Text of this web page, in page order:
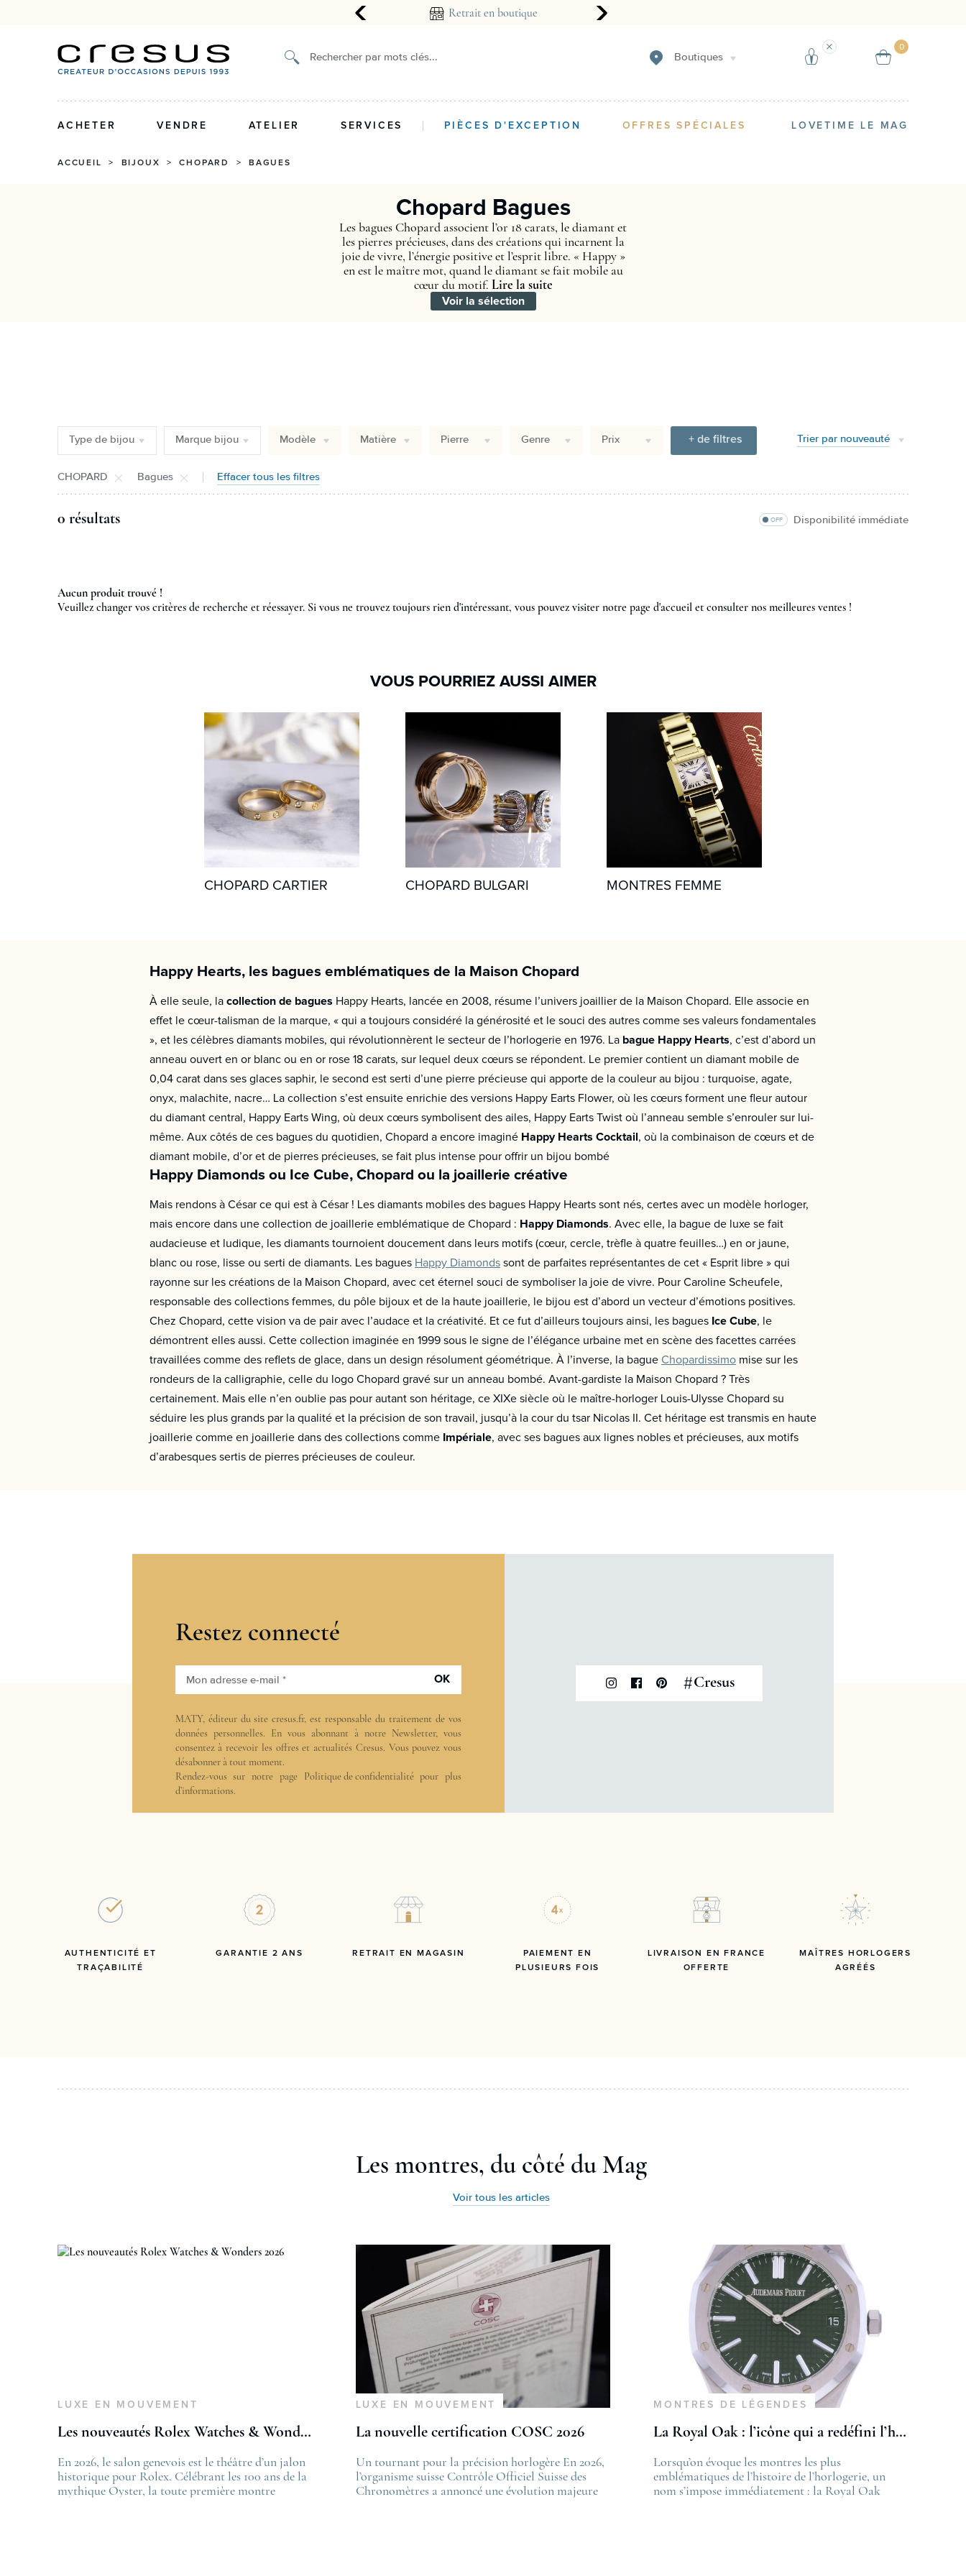
Authenticité certifiée et garantie 2 ans Retrait en boutique
Rechercher par mots clés... Boutiques
0
ACHETER VENDRE ATELIER SERVICES PIÈCES D'EXCEPTION OFFRES SPÉCIALES LOVETIME LE MAG
ACCUEIL > BIJOUX >CHOPARD > BAGUES
Chopard Bagues
Les bagues Chopard associent l’or 18 carats, le diamant et
les pierres précieuses, dans des créations qui incarnent la
joie de vivre, l’énergie positive et l’esprit libre. « Happy »
en est le maître mot, quand le diamant se fait mobile au
cœur du motif. Lire la suite
Voir la sélection
Type de bijou Marque bijou Modèle Matière Pierre Genre Prix + de filtres Trier par nouveauté
CHOPARD Bagues Effacer tous les filtres
Disponibilité immédiate
OFF
0 résultats
Aucun produit trouvé !
Veuillez changer vos critères de recherche et réessayer. Si vous ne trouvez toujours rien d'intéressant, vous pouvez visiter notre page d'accueil et consulter nos meilleures ventes !
VOUS POURRIEZ AUSSI AIMER
CHOPARD CARTIER CHOPARD BULGARI MONTRES FEMME
Happy Hearts, les bagues emblématiques de la Maison Chopard
À elle seule, la collection de bagues Happy Hearts, lancée en 2008, résume l’univers joaillier de la Maison Chopard. Elle associe en
effet le cœur-talisman de la marque, « qui a toujours considéré la générosité et le souci des autres comme ses valeurs fondamentales
», et les célèbres diamants mobiles, qui révolutionnèrent le secteur de l’horlogerie en 1976. La bague Happy Hearts, c’est d’abord un
anneau ouvert en or blanc ou en or rose 18 carats, sur lequel deux cœurs se répondent. Le premier contient un diamant mobile de
0,04 carat dans ses glaces saphir, le second est serti d’une pierre précieuse qui apporte de la couleur au bijou : turquoise, agate,
onyx, malachite, nacre… La collection s’est ensuite enrichie des versions Happy Earts Flower, où les cœurs forment une fleur autour
du diamant central, Happy Earts Wing, où deux cœurs symbolisent des ailes, Happy Earts Twist où l’anneau semble s’enrouler sur lui-
même. Aux côtés de ces bagues du quotidien, Chopard a encore imaginé Happy Hearts Cocktail , où la combinaison de cœurs et de
diamant mobile, d’or et de pierres précieuses, se fait plus intense pour offrir un bijou bombé
Happy Diamonds ou Ice Cube, Chopard ou la joaillerie créative
Mais rendons à César ce qui est à César ! Les diamants mobiles des bagues Happy Hearts sont nés, certes avec un modèle horloger,
mais encore dans une collection de joaillerie emblématique de Chopard : Happy Diamonds. Avec elle, la bague de luxe se fait
audacieuse et ludique, les diamants tournoient doucement dans leurs motifs (cœur, cercle, trèfle à quatre feuilles…) en or jaune,
blanc ou rose, lisse ou serti de diamants. Les bagues Happy Diamonds sont de parfaites représentantes de cet « Esprit libre » qui
rayonne sur les créations de la Maison Chopard, avec cet éternel souci de symboliser la joie de vivre. Pour Caroline Scheufele,
responsable des collections femmes, du pôle bijoux et de la haute joaillerie, le bijou est d’abord un vecteur d’émotions positives.
Chez Chopard, cette vision va de pair avec l’audace et la créativité. Et ce fut d’ailleurs toujours ainsi, les bagues Ice Cube, le
démontrent elles aussi. Cette collection imaginée en 1999 sous le signe de l’élégance urbaine met en scène des facettes carrées
travaillées comme des reflets de glace, dans un design résolument géométrique. À l’inverse, la bague Chopardissimo mise sur les
rondeurs de la calligraphie, celle du logo Chopard gravé sur un anneau bombé. Avant-gardiste la Maison Chopard ? Très
certainement. Mais elle n’en oublie pas pour autant son héritage, ce XIXe siècle où le maître-horloger Louis-Ulysse Chopard su
séduire les plus grands par la qualité et la précision de son travail, jusqu’à la cour du tsar Nicolas II. Cet héritage est transmis en haute
joaillerie comme en joaillerie dans des collections comme Impériale, avec ses bagues aux lignes nobles et précieuses, aux motifs
d’arabesques sertis de pierres précieuses de couleur.
Restez connecté
Mon adresse e-mail * OK
MATY, éditeur du site cresus.fr, est responsable du traitement de vos
données personnelles. En vous abonnant à notre Newsletter, vous
consentez à recevoir les offres et actualités Cresus. Vous pouvez vous
désabonner à tout moment.
Rendez-vous sur notre page Politique de confidentialitépour plus
d’informations.
#Cresus
AUTHENTICITÉ ET
TRAÇABILITÉ
GARANTIE 2 ANS RETRAIT EN MAGASIN
PAIEMENT EN
PLUSIEURS FOIS
LIVRAISON EN FRANCE
OFFERTE
MAÎTRES HORLOGERS
AGRÉÉS
Les montres, du côté du Mag
Voir tous les articles
LUXE EN MOUVEMENT
Les nouveautés Rolex Watches & Wonders 2026
En 2026, le salon genevois est le théâtre d’un jalon
historique pour Rolex. Célébrant les 100 ans de la
mythique Oyster, la toute première montre
Les nouveautés Rolex Watches & Wonders 2026
first appeared on
LUXE EN MOUVEMENT
La nouvelle certification COSC 2026
Un tournant pour la précision horlogère En 2026,
l’organisme suisse Contrôle Officiel Suisse des
Chronomètres a annoncé une évolution majeure
La nouvelle certification COSC 2026
first appeared on
MONTRES DE LÉGENDES
La Royal Oak : l’icône qui a redéfini l’horlogerie de luxe
Lorsqu’on évoque les montres les plus
emblématiques de l’histoire de l’horlogerie, un
nom s’impose immédiatement : la Royal Oak